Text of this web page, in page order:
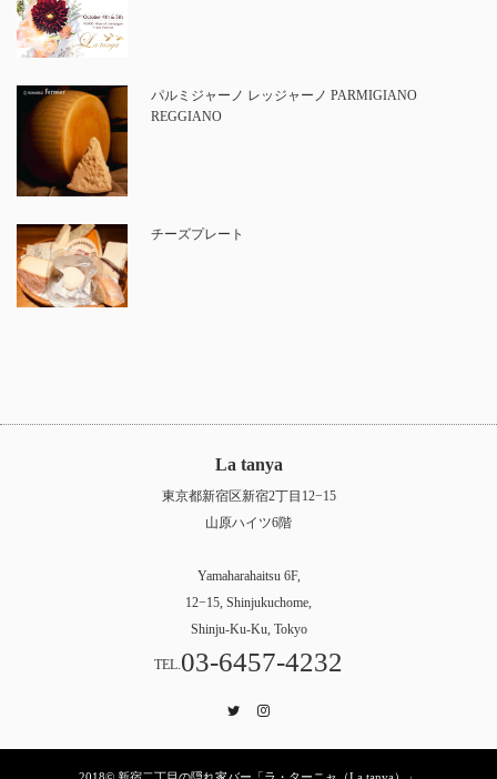
パルミジャーノ レッジャーノ PARMIGIANO
REGGIANO
チーズプレート
La tanya
東京都新宿区新宿2丁目12−15
山原ハイツ6階
Yamaharahaitsu 6F,
12−15, Shinjukuchome,
Shinju-Ku-Ku, Tokyo
TEL.03-6457-4232
Twitter